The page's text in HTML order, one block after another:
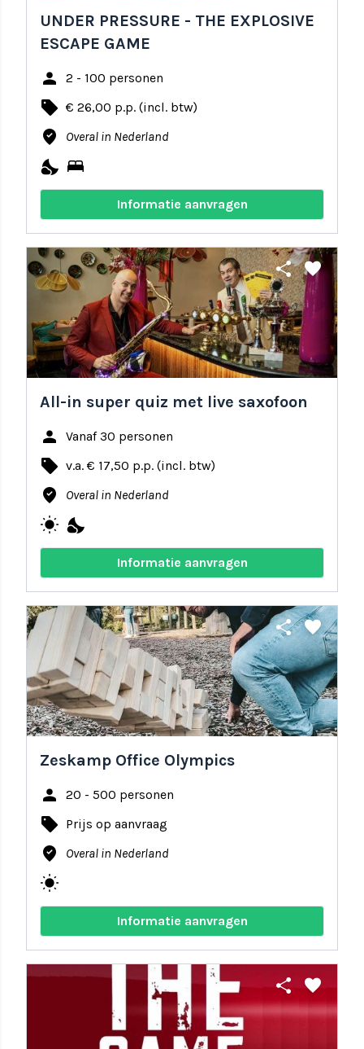
UNDER PRESSURE - THE EXPLOSIVE
ESCAPE GAME
person 2 - 100 personen
local_offer € 26,00 p.p. (incl. btw)
where_to_vote Overal in Nederland
nights_stay bed
Informatie aanvragen
share favorite
All-in super quiz met live saxofoon
person Vanaf 30 personen
local_offer v.a. € 17,50 p.p. (incl. btw)
where_to_vote Overal in Nederland
wb_sunny nights_stay
Informatie aanvragen
share favorite
Zeskamp Office Olympics
person 20 - 500 personen
local_offer Prijs op aanvraag
where_to_vote Overal in Nederland
wb_sunny
Informatie aanvragen
share favorite